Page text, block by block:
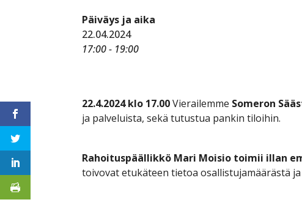
Päiväys ja aika
22.04.2024
17:00 - 19:00
22.4.2024 klo 17.00Vierailemme Someron
ja palveluista, sekä tutustua pankin tiloihin.
Rahoituspäällikkö Mari Moisio toimii illan
toivovat etukäteen tietoa osallistujamäärästä